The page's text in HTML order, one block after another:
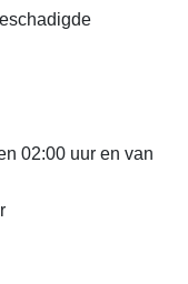
02:00 uur en van